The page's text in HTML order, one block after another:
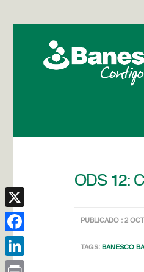
ODS 12:
PUBLICADO : 2
TAGS: BANESCO
X
Facebook
LinkedIn